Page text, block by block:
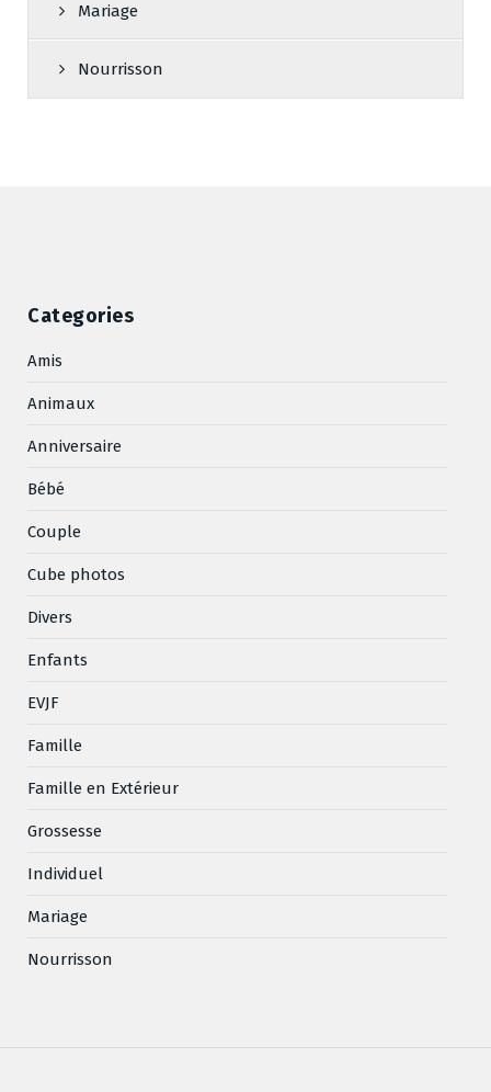
Mariage
Nourrisson
Categories
Amis
Animaux
Anniversaire
Bébé
Couple
Cube photos
Divers
Enfants
EVJF
Famille
Famille en Extérieur
Grossesse
Individuel
Mariage
Nourrisson